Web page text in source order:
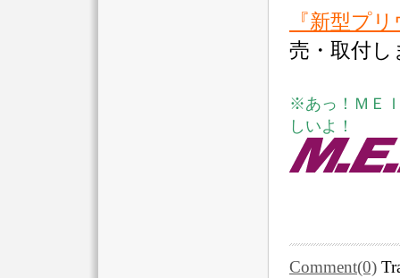
『新型プ
売・取付し
※あっ！ＭＥ
しいよ！
Comment(0)